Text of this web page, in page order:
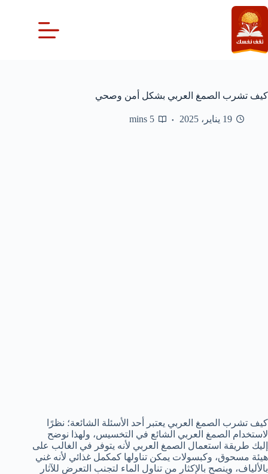
التجاوز
إلى
المحتوى
كيف تشرب الصمغ العربي بشكل أمن وصحي
19 يناير، 2025 5 mins
كيف تشرب الصمغ العربي يعتبر أحد الأسئلة الشائعة؛ نظرًا
لاستخدام الصمغ العربي الشائع في التخسيس، ولهذا نوضح
إليك طريقة استعمال الصمغ العربي لأنه يتوفر في الغالب على
هيئة مسحوق، وكبسولات يمكن تناولها كمكمل غذائي لأنه غني
بالألياف، وينصح بالإكثار من تناول الماء لتجنب التعرض للآثار